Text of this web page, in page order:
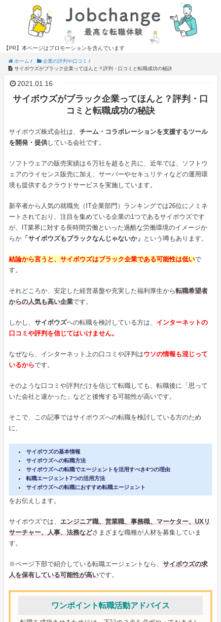
【PR】本ページはプロモーションを含んでいます
ホーム / 企業の評判や口コミ /
サイボウズがブラック企業ってほんと？評判・口コミと転職成功の秘訣
2021.01.16
サイボウズがブラック企業ってほんと？評判・口
コミと転職成功の秘訣
サイボウズ株式会社は、 チーム・コラボレーションを支援するツール
を開発・提供している会社です。
ソフトウェアの販売実績は６万社を超ると共に、近年では、ソフトウ
ェアのライセンス販売に加え、サーバーやセキュリティなどの運用環
境も提供するクラウドサービスを実施しています。
新卒者から人気の就職先（IT企業部門）ランキングでは26位にノミネ
ートされており、注目を集めている企業の1つであるサイボウズです
が、IT業界に対する長時間労働といった過酷な労働環境のイメージか
らか「サイボウズもブラックなんじゃないか」 という噂もあります。
結論から言うと、サイボウズはブラック企業である可能性は低いで
す。
それどころか、安定した経営基盤や充実した福利厚生から転職希望者
からの人気も高い企業です。
しかし、 サイボウズへの転職を検討している方は、 インターネットの
口コミや評判を信じてはいけません。
なぜなら、インターネット上の口コミや評判はウソの情報も混じって
いるからです。
そのような口コミや評判だけを信じて転職しても、転職後に「思って
いた会社と違かった」などと後悔する可能性が高いです。
そこで、この記事ではサイボウズへの転職を検討している方のため
に、
サイボウズの基本情報
サイボウズへの転職方法
サイボウズへの転職でエージェントを活用すべき4つの理由
転職エージェント7つの活用方法
サイボウズへの転職におすすめ転職エージェント
をお伝えします。
サイボウズでは、 エンジニア職、営業職、事務職、マーケター、UXリ
サーチャー、人事、法務などさまざまな職種が人材を募集していま
す。
※ページ下部で紹介している転職エージェントなら、 サイボウズの求
人を保有している可能性が高いです。
ワンポイント転職活動アドバイス